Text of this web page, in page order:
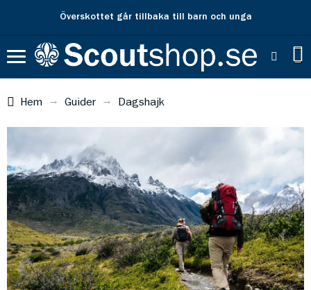
Överskottet går tillbaka till barn och unga
Hem Guider Dagshajk